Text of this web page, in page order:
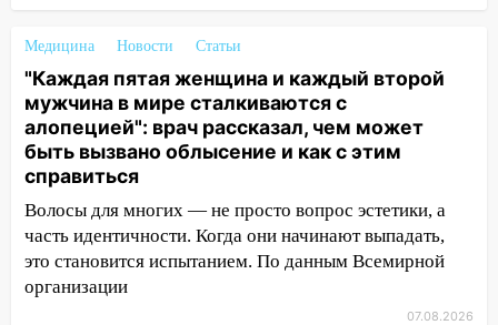
14:04 Жару смоет ливнями: прогноз
погоды в Ульяновской области на
выходные 8-9 августа
13:30 В Ульяновске транспортные
полицейские проведут акцию «Час
пассажира»
13:20 В Ульяновске за один день
обокрали женщину на пляже и
подростка в сквере
Медицина Новости Статьи
"Каждая пятая женщина и каждый второй
мужчина в мире сталкиваются с
алопецией": врач рассказал, чем может
быть вызвано облысение и как с этим
справиться
Волосы для многих — не просто вопрос эстетики, а
часть идентичности. Когда они начинают выпадать,
это становится испытанием. По данным Всемирной
организации
07.08.2026